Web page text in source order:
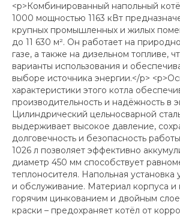
<p>Комбинированный напольный
1000 мощностью 1163 кВт
крупных промышленных и жилых
до 11 630 м². Он работает на
газе, а также на дизельном топливе,
варианты использования и
выборе источника энергии.</p>
характеристики этого котла
производительность и надёжность в
Цилиндрический цельносварной
выдерживает высокое давление,
долговечность и безопасность
1026 л позволяет эффективно
диаметр 450 мм способствует
теплоносителя. Напольная
и обслуживание. Материал корпуса и
горячим цинкованием и двойным
краски – предохраняет котёл от